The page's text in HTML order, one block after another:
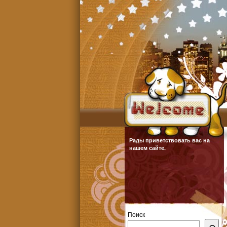
Рады приветствовать вас на
нашем сайте.
Поиск